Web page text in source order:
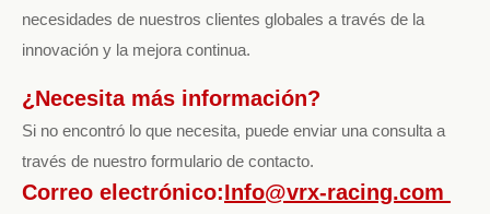
necesidades de nuestros clientes globales a través de la
innovación y la mejora continua.
¿Necesita más información?
Si no encontró lo que necesita, puede enviar una consulta a
través de nuestro formulario de contacto.
Correo electrónico:Info@vrx-racing.com